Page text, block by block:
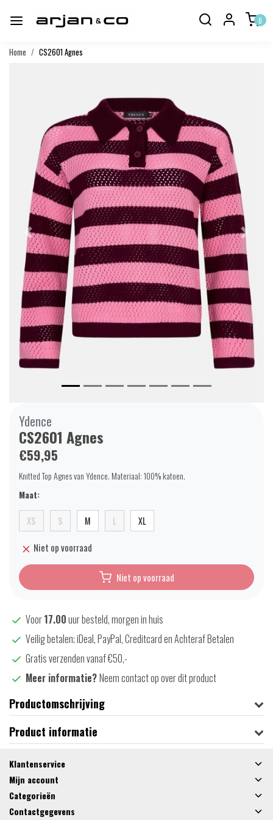
0
Home CS2601 Agnes
Vorige
Ydence
CS2601 Agnes
€59,95
Knitted Top Agnes van Ydence. Materiaal: 100% katoen.
Maat:
XS S M L XL
Niet op voorraad
Niet op voorraad
Voor17.00uur besteld, morgen in huis
Veilig betalen; iDeal, PayPal, Creditcard en Achteraf Betalen
Gratis verzenden vanaf €50,-
Meer informatie?Neem contact op over dit product
Productomschrijving
Product informatie
Klantenservice
Mijn account
Categorieën
Contactgegevens